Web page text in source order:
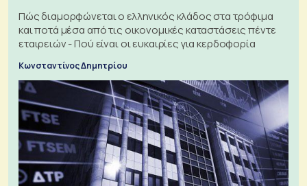
Πώς διαμορφώνεται ο ελληνικός κλάδος στα τρόφιμα
και ποτά μέσα από τις οικονομικές καταστάσεις πέντε
εταιρειών - Πού είναι οι ευκαιρίες για κερδοφορία
Κωνσταντίνος Δημητρίου